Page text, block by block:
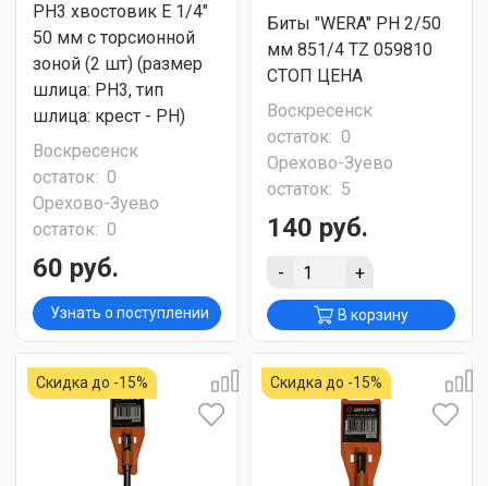
PH3 хвостовик E 1/4"
50 мм с торсионной
зоной (2 шт) (размер
шлица: PH3, тип
шлица: крест - PH)
Воскресенск
остаток: 0
Орехово-Зуево
остаток: 0
60 руб.
Узнать о поступлении
Биты "WERA" РН 2/50
мм 851/4 TZ 059810
СТОП ЦЕНА
Воскресенск
остаток: 0
Орехово-Зуево
остаток: 5
140 руб.
- +
В корзину
Скидка до -15% Скидка до -15%